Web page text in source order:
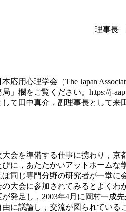
理事長
用心理学会（The Japan
」欄をご覧ください。https://j-
して田中真介，副理事長として
会を準備する仕事に携わり，
に，あたたかいアットホーム
同じ専門分野の研究者が一堂
大会に参加されてみるとよくわ
発足し，2003年4月に岡村一成
に議論し，交流が図られてい